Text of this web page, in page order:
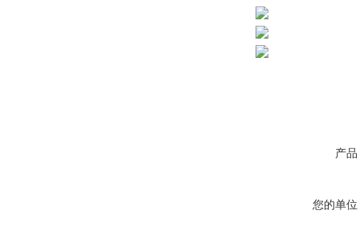
产品
您的单位